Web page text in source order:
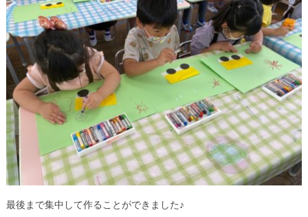
最後まで集中して作ることができました♪